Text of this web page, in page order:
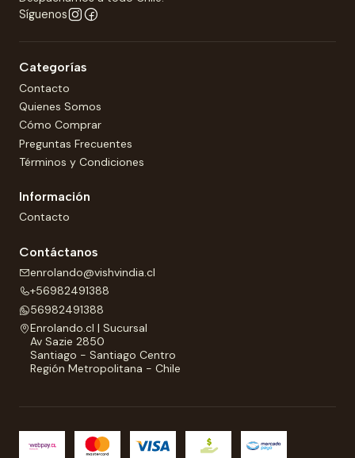
Síguenos
Categorías
Contacto
Quienes Somos
Cómo Comprar
Preguntas Frecuentes
Términos y Condiciones
Información
Contacto
Contáctanos
enrolando@vishvindia.cl
+56982491388
56982491388
Enrolando.cl | Sucursal
Av Sazie 2850
Santiago - Santiago Centro
Región Metropolitana - Chile